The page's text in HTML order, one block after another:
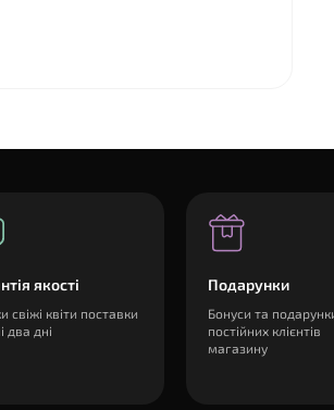
якості
свіжі квіти поставки
два дні
Подарунки
Бонуси та
постійних клієнтів
магазину